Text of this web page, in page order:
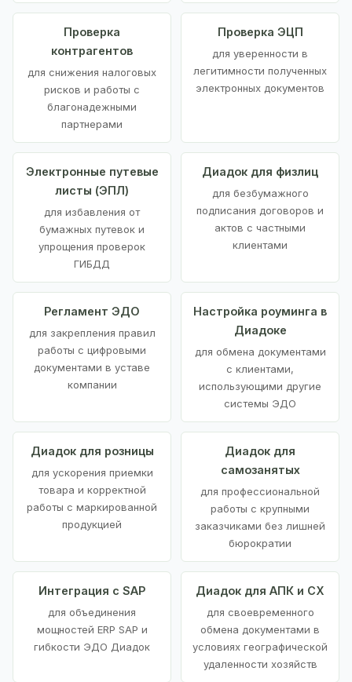
Проверка
контрагентов
для снижения налоговых
рисков и работы с
благонадежными
партнерами
Проверка ЭЦП
для уверенности в
легитимности полученных
электронных документов
Электронные путевые
листы (ЭПЛ)
для избавления от
бумажных путевок и
упрощения проверок
ГИБДД
Диадок для физлиц
для безбумажного
подписания договоров и
актов с частными
клиентами
Регламент ЭДО
для закрепления правил
работы с цифровыми
документами в уставе
компании
Настройка роуминга в
Диадоке
для обмена документами
с клиентами,
использующими другие
системы ЭДО
Диадок для розницы
для ускорения приемки
товара и корректной
работы с маркированной
продукцией
Диадок для
самозанятых
для профессиональной
работы с крупными
заказчиками без лишней
бюрократии
Интеграция с SAP
для объединения
мощностей ERP SAP и
гибкости ЭДО Диадок
Диадок для АПК и СХ
для своевременного
обмена документами в
условиях географической
удаленности хозяйств